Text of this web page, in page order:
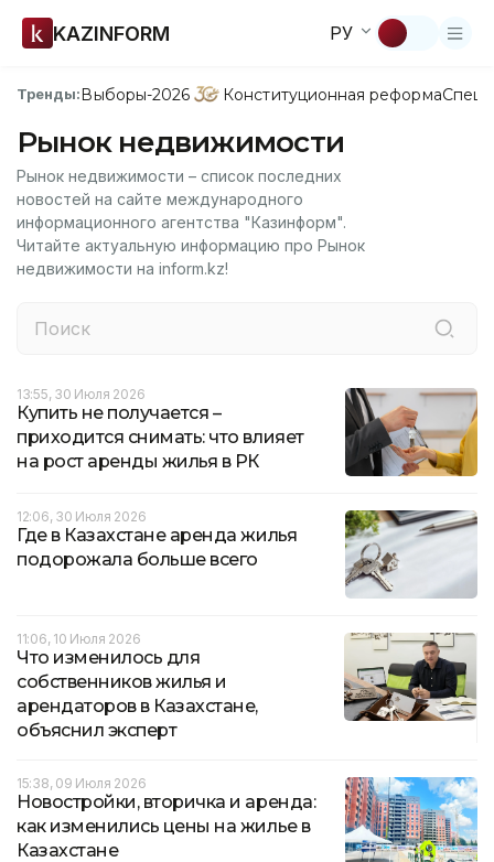
KAZINFORM РУ
Тренды:Выборы-2026 Конституционная реформа
Рынок недвижимости
Рынок недвижимости – список последних
новостей на сайте международного
информационного агентства "Казинформ".
Читайте актуальную информацию про Рынок
недвижимости на inform.kz!
13:55, 30 Июля 2026
Купить не получается –
приходится снимать: что влияет
на рост аренды жилья в РК
12:06, 30 Июля 2026
Где в Казахстане аренда жилья
подорожала больше всего
11:06, 10 Июля 2026
Что изменилось для
собственников жилья и
арендаторов в Казахстане,
объяснил эксперт
15:38, 09 Июля 2026
Новостройки, вторичка и аренда:
как изменились цены на жилье в
Казахстане